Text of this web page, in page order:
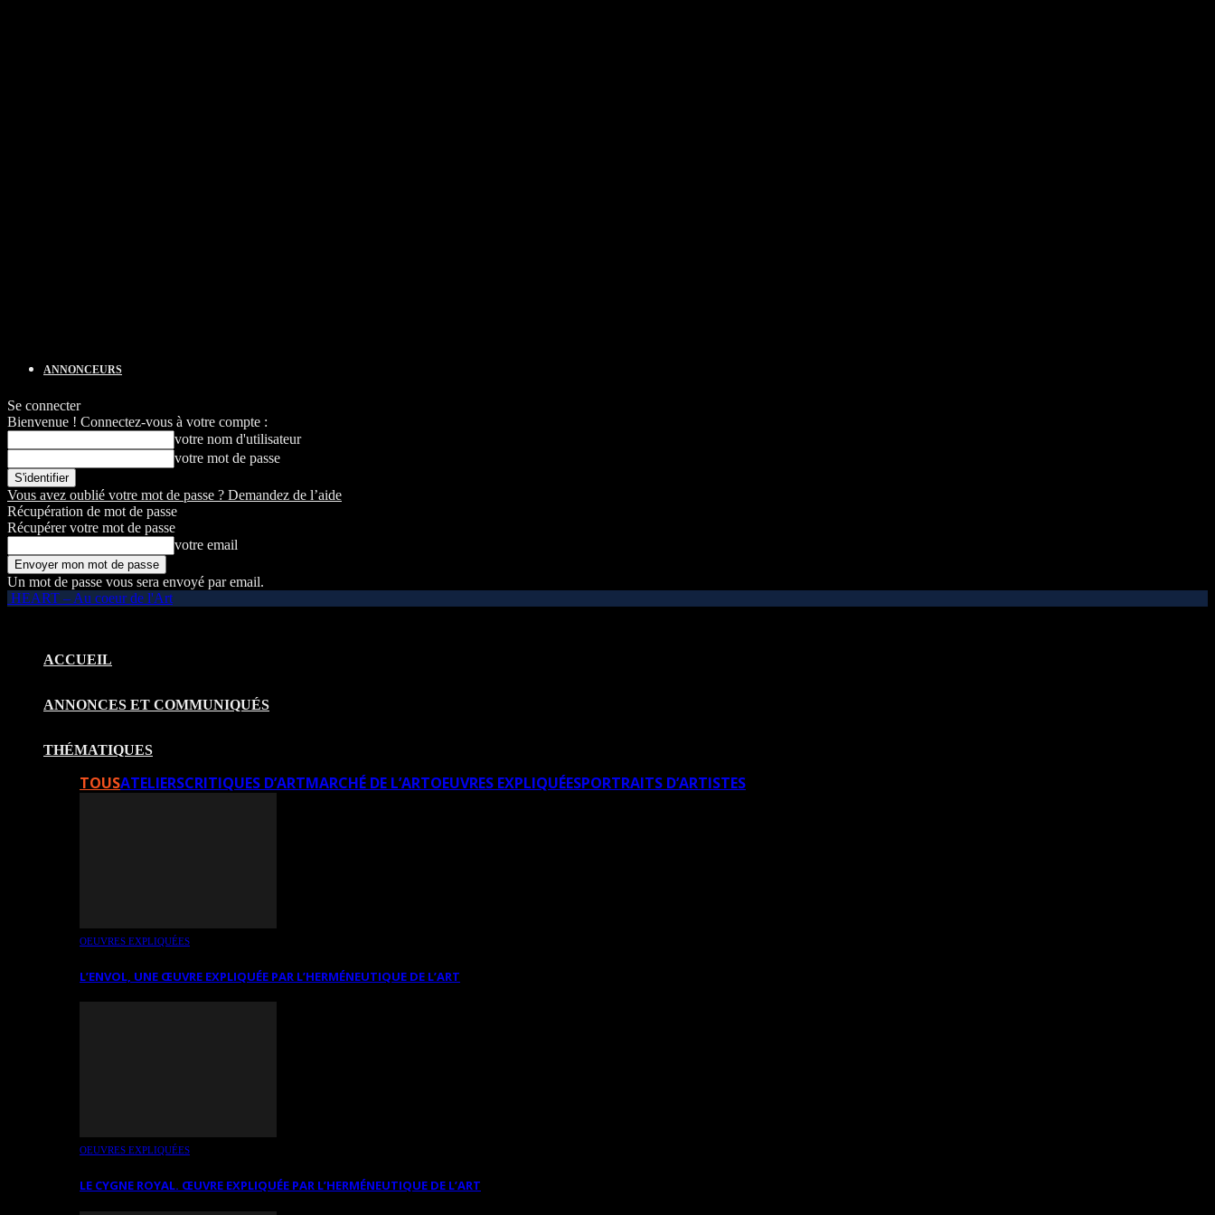
ANNONCEURS
Se connecter
Bienvenue ! Connectez-vous à votre compte :
votre nom d'utilisateur
votre mot de passe
Vous avez oublié votre mot de passe ? Demandez de l’aide
Récupération de mot de passe
Récupérer votre mot de passe
votre email
Un mot de passe vous sera envoyé par email.
HEART – Au coeur de l'Art
ACCUEIL
ANNONCES ET COMMUNIQUÉS
THÉMATIQUES
TOUSATELIERSCRITIQUES D’ARTMARCHÉ DE L’ARTOEUVRES EXPLIQUÉESPORTRAITS D’ARTISTES
OEUVRES EXPLIQUÉES
L’ENVOL, UNE ŒUVRE EXPLIQUÉE PAR L’HERMÉNEUTIQUE DE L’ART
OEUVRES EXPLIQUÉES
LE CYGNE ROYAL. ŒUVRE EXPLIQUÉE PAR L’HERMÉNEUTIQUE DE L’ART